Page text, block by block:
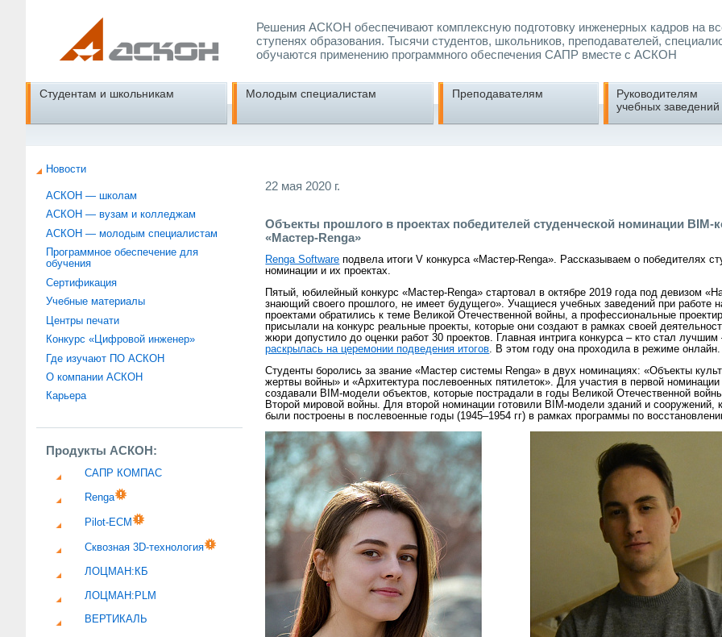
Решения АСКОН обеспечивают комплексную подготовку инженерных кадров на
ступенях образования. Тысячи студентов, школьников, преподавателей,
обучаются применению программного обеспечения САПР вместе с АСКОН
Студентам и школьникам Молодым специалистам Преподавателям
Руководителям
учебных заведений
Новости
АСКОН — школам
АСКОН — вузам и колледжам
АСКОН — молодым специалистам
Программное обеспечение для
обучения
Сертификация
Учебные материалы
Центры печати
Конкурс «Цифровой инженер»
Где изучают ПО АСКОН
О компании АСКОН
Карьера
Продукты АСКОН:
САПР КОМПАС
Renga
Pilot-ECM
Сквозная 3D-технология
ЛОЦМАН:КБ
ЛОЦМАН:PLM
ВЕРТИКАЛЬ
22 мая 2020 г.
Объекты прошлого в проектах победителей студенческой номинации BIM-
«Мастер-Renga»
Renga Software подвела итоги V конкурса «Мастер-Renga». Рассказываем о победителях
номинации и их проектах.
Пятый, юбилейный конкурс «Мастер-Renga» стартовал в октябре 2019 года под девизом
знающий своего прошлого, не имеет будущего». Учащиеся учебных заведений при работе
проектами обратились к теме Великой Отечественной войны, а профессиональные
присылали на конкурс реальные проекты, которые они создают в рамках своей
жюри допустило до оценки работ 30 проектов. Главная интрига конкурса – кто стал лучшим
раскрылась на церемонии подведения итогов. В этом году она проходила в режиме онлайн.
Студенты боролись за звание «Мастер системы Renga» в двух номинациях: «Объекты
жертвы войны» и «Архитектура послевоенных пятилеток». Для участия в первой
создавали BIM-модели объектов, которые пострадали в годы Великой Отечественной
Второй мировой войны. Для второй номинации готовили BIM-модели зданий и сооружений,
были построены в послевоенные годы (1945–1954 гг) в рамках программы по